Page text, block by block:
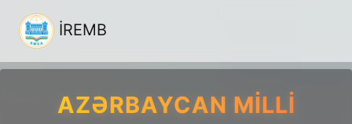
İREMB
AZƏRBAYCAN MILLI